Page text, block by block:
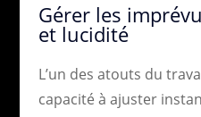
Gérer les
et lucidité
L’un des atouts du
capacité à ajuster